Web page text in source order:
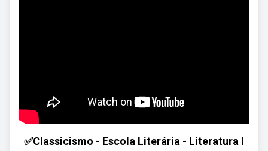
✅Classicismo - Escola Literária - Literatura I